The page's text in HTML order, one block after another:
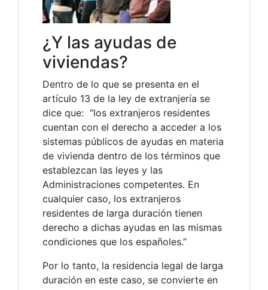
¿Y las ayudas de
viviendas?
Dentro de lo que se presenta en el
artículo 13 de la ley de extranjería se
dice que: “los extranjeros residentes
cuentan con el derecho a acceder a los
sistemas públicos de ayudas en materia
de vivienda dentro de los términos que
establezcan las leyes y las
Administraciones competentes. En
cualquier caso, los extranjeros
residentes de larga duración tienen
derecho a dichas ayudas en las mismas
condiciones que los españoles.”
Por lo tanto, la residencia legal de larga
duración en este caso, se convierte en